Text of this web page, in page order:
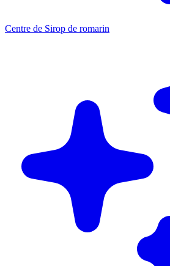
Centre de Sirop de romarin